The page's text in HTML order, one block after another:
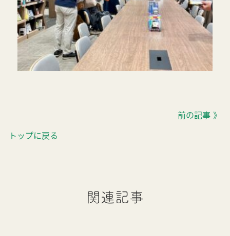
トップに戻る
前の記事 》
関連記事